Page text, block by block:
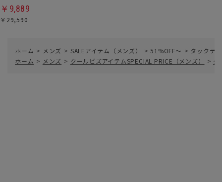
￥9,889
￥29,590
ホーム > メンズ > SALEアイテム（メンズ） > 51%OFF～ > タックテ
ホーム > メンズ > クールビズアイテムSPECIAL PRICE（メンズ） > タ